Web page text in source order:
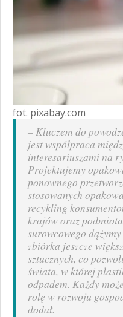
fot. pixabay.com
– Kluczem do
jest współpraca
interesariuszami na
Projektujemy
ponownego
stosowanych
recykling
krajów oraz
surowcowego
zbiórka jeszcze
sztucznych, co
świata, w której
odpadem. Każdy
rolę w rozwoju
dodał.